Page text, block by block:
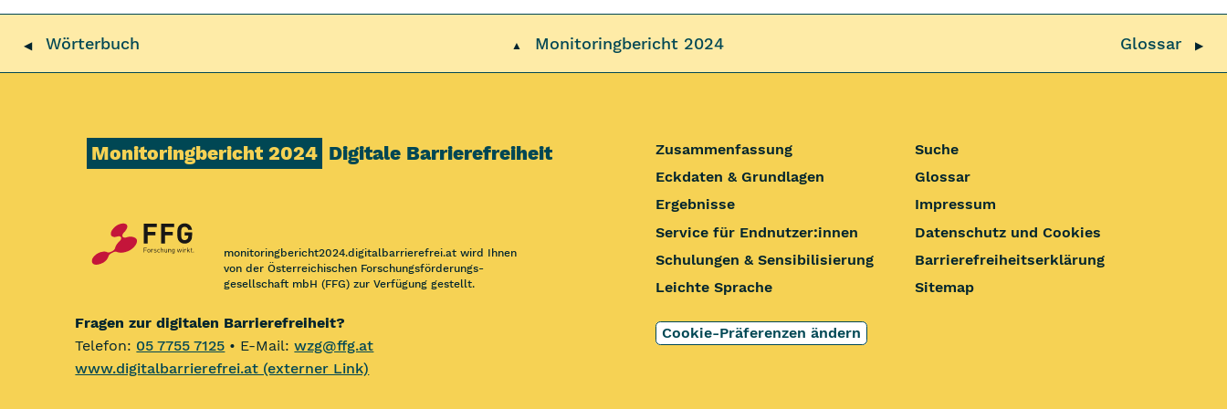
◀ Wörterbuch ▲ Monitoringbericht 2024 Glossar ▶
Monitoringbericht 2024 Digitale Barrierefreiheit
monitoringbericht2024.digitalbarrierefrei.at wird Ihnen
von der Österreichischen Forschungs­förderungs­
gesellschaft mbH (FFG) zur Verfügung gestellt.
Fragen zur digitalen Barrierefreiheit?
Telefon: 05 7755 7125 • E-Mail:wzg@ffg.at
www.digitalbarrierefrei.at (externer Link)
Zusammen­fassung
Eckdaten & Grundlagen
Ergebnisse
Service für Endnutzer:innen
Schulungen & Sensibilisierung
Leichte Sprache
Suche
Glossar
Impressum
Datenschutz und Cookies
Barrierefrei­heits­erklärung
Sitemap
Cookie-Präferenzen ändern